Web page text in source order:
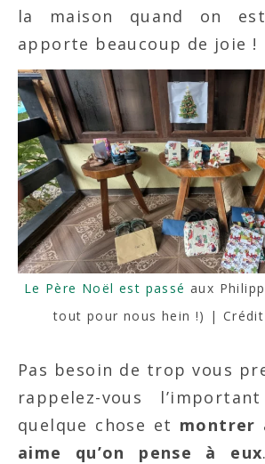
la maison quand on
apporte beaucoup de joie !
Le Père Noël est passé aux
tout pour nous hein !) |
Pas besoin de trop vous
rappelez-vous
quelque chose et montrer
aime qu’on pense à eux